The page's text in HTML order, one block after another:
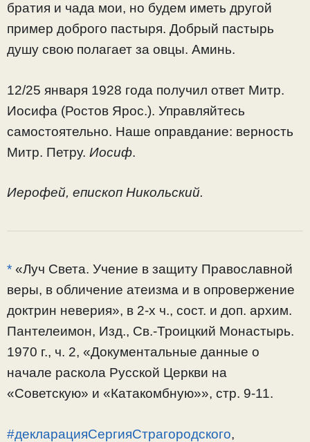
братия и чада мои, но будем иметь другой
пример доброго пастыря. Добрый пастырь
душу свою полагает за овцы. Аминь.
12/25 января 1928 года получил ответ Митр.
Иосифа (Ростов Ярос.). Управляйтесь
самостоятельно. Наше оправдание: верность
Митр. Петру. Иосиф.
Иерофей, епископ Никольский.
* «Луч Света. Учение в защиту Православной
веры, в обличение атеизма и в опровержение
доктрин неверия», в 2-х ч., сост. и доп. архим.
Пантелеимон, Изд., Св.-Троицкий Монастырь.
1970 г., ч. 2, «Документальные данные о
начале раскола Русской Церкви на
«Советскую» и «Катакомбную»», стр. 9-11.
#декларацияСергияСтрагородского,